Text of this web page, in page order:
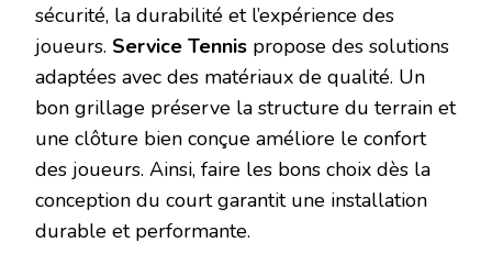
sécurité, la durabilité et l’expérience des
joueurs. Service Tennis propose des solutions
adaptées avec des matériaux de qualité. Un
bon grillage préserve la structure du terrain et
une clôture bien conçue améliore le confort
des joueurs. Ainsi, faire les bons choix dès la
conception du court garantit une installation
durable et performante.